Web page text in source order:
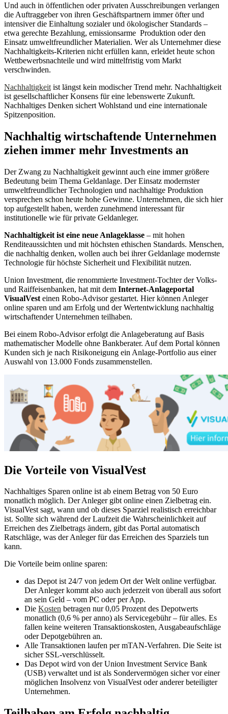
Und auch in öffentlichen oder privaten Ausschreibungen verlangen
die Auftraggeber von ihren Geschäftspartnern immer öfter und
intensiver die Einhaltung sozialer und ökologischer Standards –
etwa gerechte Bezahlung, emissionsarme Produktion oder den
Einsatz umweltfreundlicher Materialien. Wer als Unternehmer diese
Nachhaltigkeits-Kriterien nicht erfüllen kann, erleidet heute schon
Wettbewerbsnachteile und wird mittelfristig vom Markt
verschwinden.
Nachhaltigkeit ist längst kein modischer Trend mehr. Nachhaltigkeit
ist gesellschaftlicher Konsens für eine lebenswerte Zukunft.
Nachhaltiges Denken sichert Wohlstand und eine internationale
Spitzenposition.
Nachhaltig wirtschaftende Unternehmen
ziehen immer mehr Investments an
Der Zwang zu Nachhaltigkeit gewinnt auch eine immer größere
Bedeutung beim Thema Geldanlage. Der Einsatz modernster
umweltfreundlicher Technologien und nachhaltige Produktion
versprechen schon heute hohe Gewinne. Unternehmen, die sich hier
top aufgestellt haben, werden zunehmend interessant für
institutionelle wie für private Geldanleger.
Nachhaltigkeit ist eine neue Anlageklasse – mit hohen
Renditeaussichten und mit höchsten ethischen Standards. Menschen,
die nachhaltig denken, wollen auch bei ihrer Geldanlage modernste
Technologie für höchste Sicherheit und Flexibilität nutzen.
Union Investment, die renommierte Investment-Tochter der Volks-
und Raiffeisenbanken, hat mit dem Internet-Anlageportal
VisualVest einen Robo-Advisor gestartet. Hier können Anleger
online sparen und am Erfolg und der Wertentwicklung nachhaltig
wirtschaftender Unternehmen teilhaben.
Bei einem Robo-Advisor erfolgt die Anlageberatung auf Basis
mathematischer Modelle ohne Bankberater. Auf dem Portal können
Kunden sich je nach Risikoneigung ein Anlage-Portfolio aus einer
Auswahl von 13.000 Fonds zusammenstellen.
Die Vorteile von VisualVest
Nachhaltiges Sparen online ist ab einem Betrag von 50 Euro
monatlich möglich. Der Anleger gibt online einen Zielbetrag ein.
VisualVest sagt, wann und ob dieses Sparziel realistisch erreichbar
ist. Sollte sich während der Laufzeit die Wahrscheinlichkeit auf
Erreichen des Zielbetrags ändern, gibt das Portal automatisch
Ratschläge, was der Anleger für das Erreichen des Sparziels tun
kann.
Die Vorteile beim online sparen:
das Depot ist 24/7 von jedem Ort der Welt online verfügbar.
Der Anleger kommt also auch jederzeit von überall aus sofort
an sein Geld – vom PC oder per App.
Die Kosten betragen nur 0,05 Prozent des Depotwerts
monatlich (0,6 % per anno) als Servicegebühr – für alles. Es
fallen keine weiteren Transaktionskosten, Ausgabeaufschläge
oder Depotgebühren an.
Alle Transaktionen laufen per mTAN-Verfahren. Die Seite ist
sicher SSL-verschlüsselt.
Das Depot wird von der Union Investment Service Bank
(USB) verwaltet und ist als Sondervermögen sicher vor einer
möglichen Insolvenz von VisualVest oder anderer beteiligter
Unternehmen.